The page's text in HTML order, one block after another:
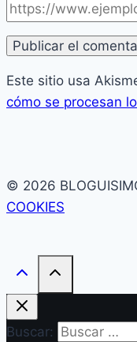
Este sitio usa
cómo se procesan
© 2026
COOKIES
Buscar: